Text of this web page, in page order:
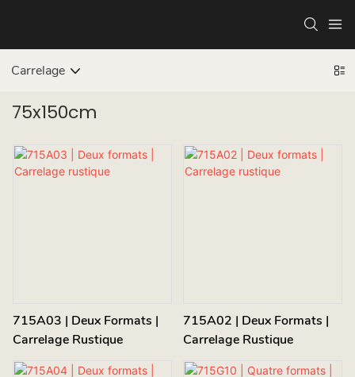
Carrelage
75x150cm
715A03 | Deux Formats |
Carrelage Rustique
715A02 | Deux Formats |
Carrelage Rustique